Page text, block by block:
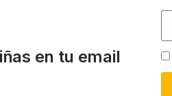
en tu email